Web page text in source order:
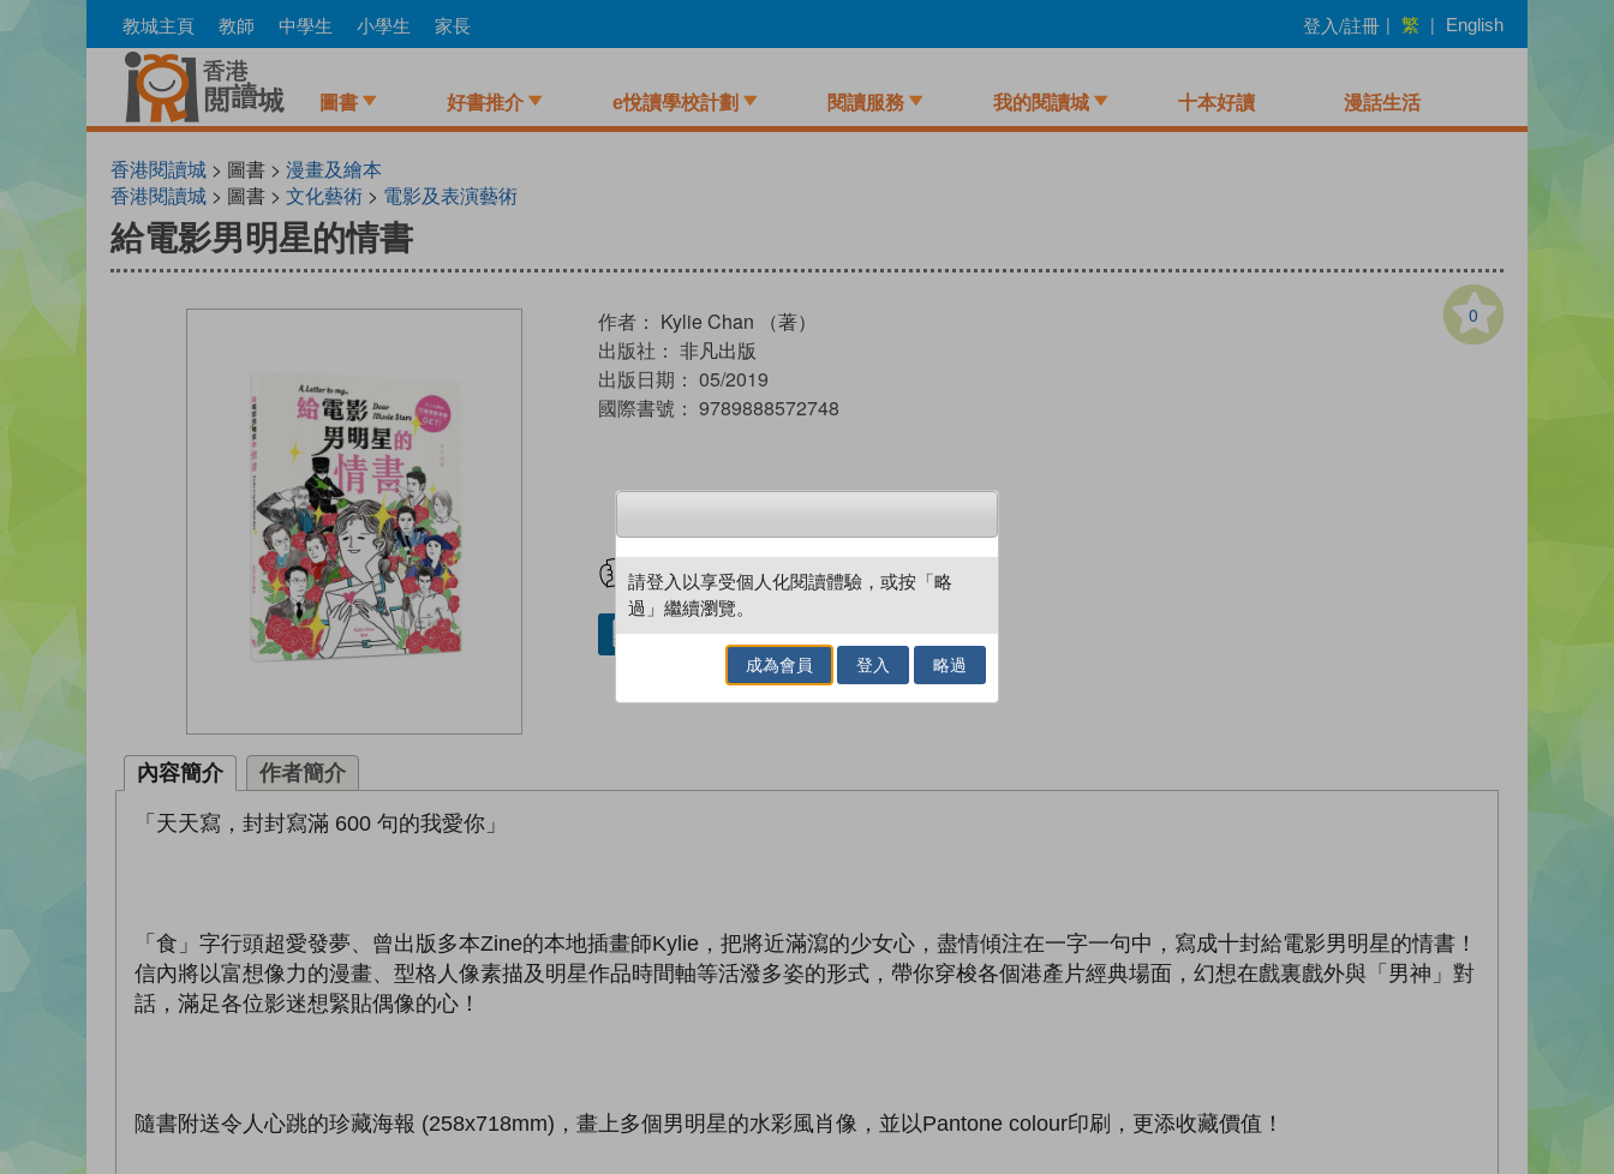
to
教城主頁 教師 中學生 小學生 家長 登入/註冊 | 繁 | English
圖書 好書推介 e悅讀學校計劃 閱讀服務 我的閱讀城 十本好讀 漫話生活
香港閱讀城 > 圖書 > 漫畫及繪本
香港閱讀城 > 圖書 > 文化藝術 > 電影及表演藝術
給電影男明星的情書
0
作者： Kylie Chan （著）
出版社： 非凡出版
出版日期： 05/2019
國際書號： 9789888572748
試閲 加入閱讀紀錄
借閱實體書
內容簡介 作者簡介
「天天寫，封封寫滿 600 句的我愛你」
「食」字行頭超愛發夢、曾出版多本Zine的本地插畫師Kylie，把將近滿瀉的少女心，盡情傾注在一字一句中，寫成十封給電影男明星的情書！
信內將以富想像力的漫畫、型格人像素描及明星作品時間軸等活潑多姿的形式，帶你穿梭各個港產片經典場面，幻想在戲裏戲外與「男神」對
話，滿足各位影迷想緊貼偶像的心！
隨書附送令人心跳的珍藏海報 (258x718mm)，畫上多個男明星的水彩風肖像，並以Pantone colour印刷，更添收藏價值！
請登入以享受個人化閱讀體驗，或按「略
過」繼續瀏覽。
成為會員 登入 略過